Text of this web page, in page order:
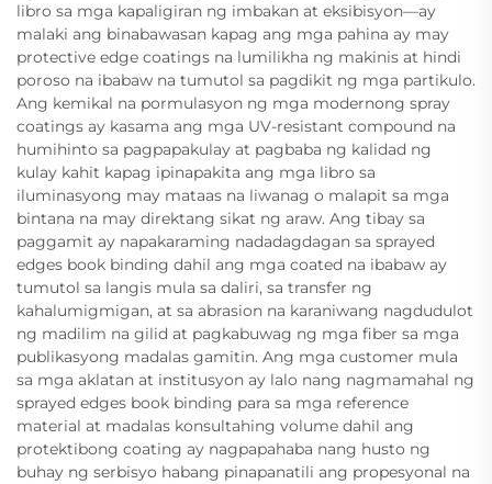
libro sa mga kapaligiran ng imbakan at eksibisyon—ay
malaki ang binabawasan kapag ang mga pahina ay may
protective edge coatings na lumilikha ng makinis at hindi
poroso na ibabaw na tumutol sa pagdikit ng mga partikulo.
Ang kemikal na pormulasyon ng mga modernong spray
coatings ay kasama ang mga UV-resistant compound na
humihinto sa pagpapakulay at pagbaba ng kalidad ng
kulay kahit kapag ipinapakita ang mga libro sa
iluminasyong may mataas na liwanag o malapit sa mga
bintana na may direktang sikat ng araw. Ang tibay sa
paggamit ay napakaraming nadadagdagan sa sprayed
edges book binding dahil ang mga coated na ibabaw ay
tumutol sa langis mula sa daliri, sa transfer ng
kahalumigmigan, at sa abrasion na karaniwang nagdudulot
ng madilim na gilid at pagkabuwag ng mga fiber sa mga
publikasyong madalas gamitin. Ang mga customer mula
sa mga aklatan at institusyon ay lalo nang nagmamahal ng
sprayed edges book binding para sa mga reference
material at madalas konsultahing volume dahil ang
protektibong coating ay nagpapahaba nang husto ng
buhay ng serbisyo habang pinapanatili ang propesyonal na